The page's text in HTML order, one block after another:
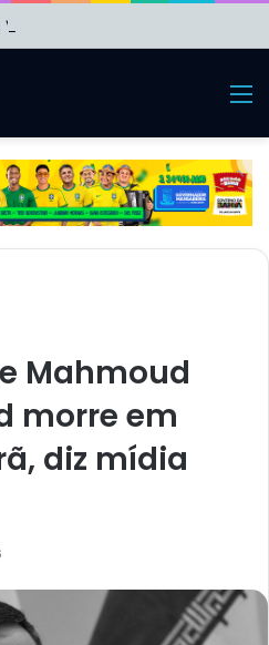
Mahmoud
morre em
diz mídia